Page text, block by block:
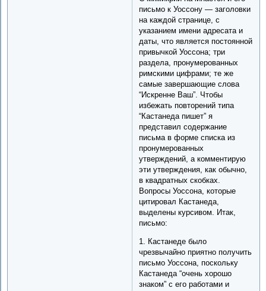
письмо к Уоссону — заголовки
на каждой странице, с
указанием имени адресата и
даты, что является постоянной
привычкой Уоссона; три
раздела, пронумерованных
римскими цифрами; те же
самые завершающие слова
“Искренне Ваш”. Чтобы
избежать повторений типа
“Кастанеда пишет” я
представил содержание
письма в форме списка из
пронумерованных
утверждений, а комментирую
эти утверждения, как обычно,
в квадратных скобках.
Вопросы Уоссона, которые
цитировал Кастанеда,
выделены курсивом. Итак,
письмо:
1. Кастанеде было
чрезвычайно приятно получить
письмо Уоссона, поскольку
Кастанеда “очень хорошо
знаком” с его работами и